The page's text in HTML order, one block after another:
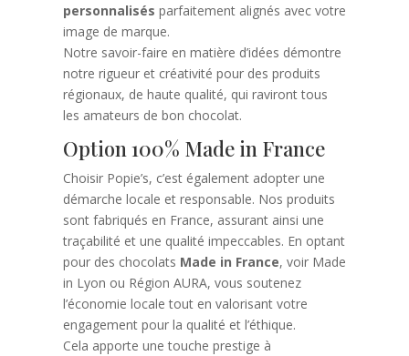
personnalisés parfaitement alignés avec votre
image de marque.
Notre savoir-faire en matière d’idées démontre
notre rigueur et créativité pour des produits
régionaux, de haute qualité, qui raviront tous
les amateurs de bon chocolat.
Option 100% Made in France
Choisir Popie’s, c’est également adopter une
démarche locale et responsable. Nos produits
sont fabriqués en France, assurant ainsi une
traçabilité et une qualité impeccables. En optant
pour des chocolats Made in France, voir Made
in Lyon ou Région AURA, vous soutenez
l’économie locale tout en valorisant votre
engagement pour la qualité et l’éthique.
Cela apporte une touche prestige à